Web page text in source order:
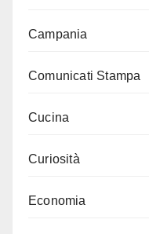
Campania
Comunicati Stampa
Cucina
Curiosità
Economia